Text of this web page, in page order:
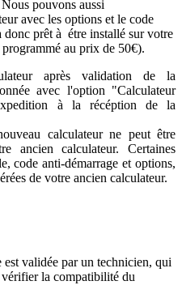
Nous pouvons aussi
avec les options et le code
donc prêt à étre installé sur votre
au prix de 50€).
après validation de la
avec l'option "Calculateur
à la récéption de la
calculateur ne peut être
ancien calculateur. Certaines
code anti-démarrage et options,
de votre ancien calculateur.
validée par un technicien, qui
vérifier la compatibilité du